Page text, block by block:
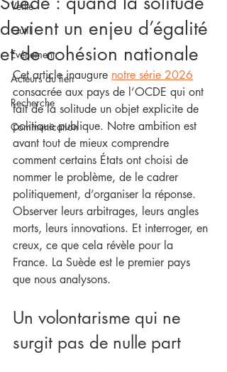
Veille
Outil
Evénement
Acteurs du lien
Recherche
Communication
devient un enjeu d’égalité
et de cohésion nationale
Cet article inaugure notre série 2026
consacrée aux pays de l’OCDE qui ont
fait de la solitude un objet explicite de
politique publique. Notre ambition est
avant tout de mieux comprendre
comment certains États ont choisi de
nommer le problème, de le cadrer
politiquement, d’organiser la réponse.
Observer leurs arbitrages, leurs angles
morts, leurs innovations. Et interroger, en
creux, ce que cela révèle pour la
France. La Suède est le premier pays
que nous analysons.
Un volontarisme qui ne
surgit pas de nulle part